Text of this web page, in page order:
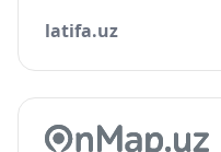
latifa.uz